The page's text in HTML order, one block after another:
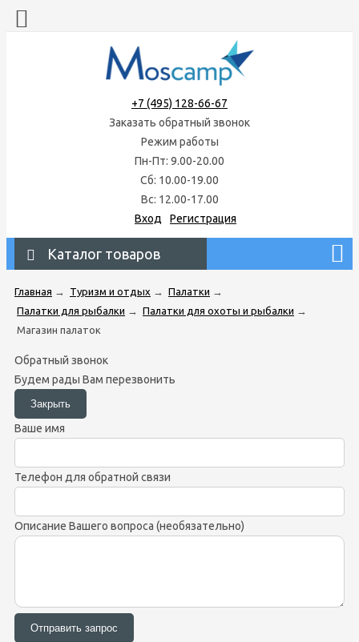
+7 (495) 128-66-67
Заказать обратный звонок
Режим работы
Пн-Пт: 9.00-20.00
Сб: 10.00-19.00
Вс: 12.00-17.00
Вход
Регистрация
Каталог товаров
Главная → Туризм и отдых → Палатки →
Палатки для рыбалки → Палатки для охоты и рыбалки →
Магазин палаток
Обратный звонок
Будем рады Вам перезвонить
Ваше имя
Телефон для обратной связи
Описание Вашего вопроса (необязательно)